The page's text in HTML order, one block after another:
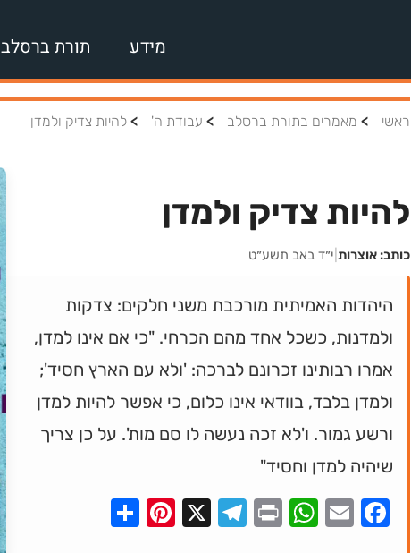
מידע תורת ברסלב
ראשי > מאמרים בתורת ברסלב > עבודת ה' > להיות צדיק ולמדן
להיות צדיק ולמדן
כותב: אוצרות י״ד באב תשע״ט
היהדות האמיתית מורכבת משני חלקים: צדקות
ולמדנות, כשכל אחד מהם הכרחי. "כי אם אינו למדן,
אמרו רבותינו זכרונם לברכה: 'ולא עם הארץ חסיד';
ולמדן בלבד, בוודאי אינו כלום, כי אפשר להיות למדן
ורשע גמור. ו'לא זכה נעשה לו סם מות'. על כן צריך
שיהיה למדן וחסיד"
Facebook
Email
WhatsApp
Print
Telegram
X
Pinterest